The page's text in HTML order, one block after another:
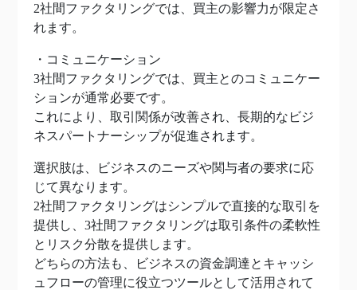
2社間ファクタリングでは、買主の影響力が限定さ
れます。
・コミュニケーション
3社間ファクタリングでは、買主とのコミュニケー
ションが通常必要です。
これにより、取引関係が改善され、長期的なビジ
ネスパートナーシップが促進されます。
選択肢は、ビジネスのニーズや関与者の要求に応
じて異なります。
2社間ファクタリングはシンプルで直接的な取引を
提供し、3社間ファクタリングは取引条件の柔軟性
とリスク分散を提供します。
どちらの方法も、ビジネスの資金調達とキャッシ
ュフローの管理に役立つツールとして活用されて